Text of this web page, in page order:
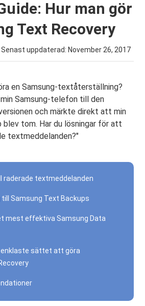
Hur man gör
Text Recovery
Senast uppdaterad: November 26, 2017
en Samsung-textåterställning?
Samsung-telefon till den
och märkte direkt att min
blev tom. Har du lösningar för att
textmeddelanden?"
raderade textmeddelanden
till Samsung Text Backups
mest effektiva Samsung Data
enklaste sättet att göra